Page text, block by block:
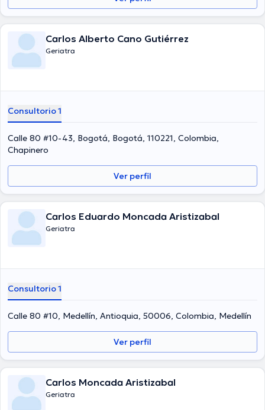
Carlos Alberto Cano Gutiérrez
Geriatra
Consultorio 1
Calle 80 #10-43, Bogotá, Bogotá, 110221, Colombia,
Chapinero
Ver perfil
Carlos Eduardo Moncada Aristizabal
Geriatra
Consultorio 1
Calle 80 #10, Medellín, Antioquia, 50006, Colombia, Medellín
Ver perfil
Carlos Moncada Aristizabal
Geriatra